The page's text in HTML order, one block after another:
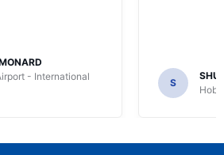
- International
S